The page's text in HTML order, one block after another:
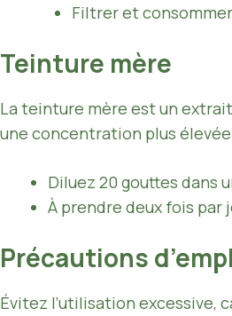
Filtrer et
Teinture mère
La teinture mère est un
une concentration plus
Diluez 20 gouttes dans
À prendre deux fois par
Précautions
Évitez l’utilisation excessive,